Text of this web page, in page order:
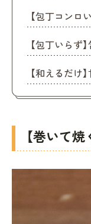
【包丁コンロ
【包丁いらず
【和えるだけ
【巻いて